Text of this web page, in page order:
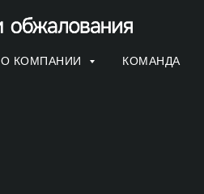
О КОМПАНИИ КОМАНДА